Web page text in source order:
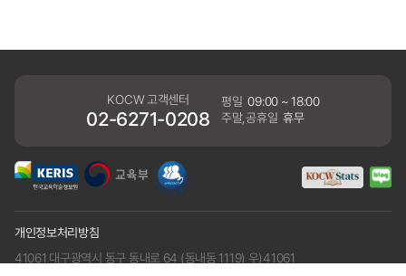
KOCW 고객센터
02-6271-0208
평일 09:00 ~ 18:00
주말,공휴일 휴무
개인정보처리방침
41061 대구광역시 동구 동내로 64 (동내동 1119) 우)41061